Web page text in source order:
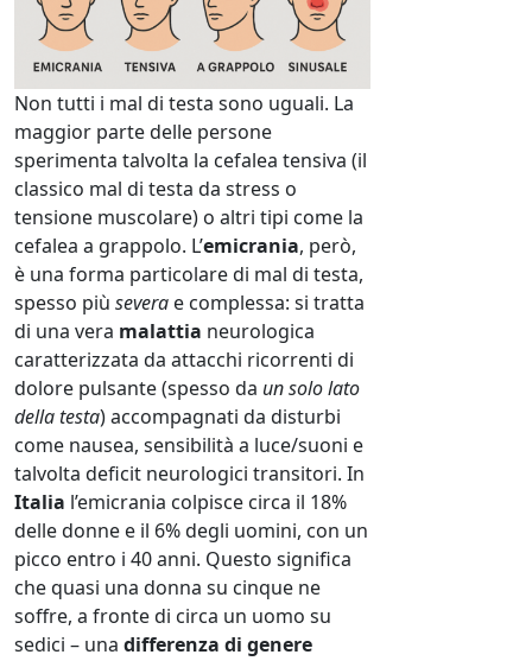
Non tutti i mal di testa sono uguali. La
maggior parte delle persone
sperimenta talvolta la cefalea tensiva (il
classico mal di testa da stress o
tensione muscolare) o altri tipi come la
cefalea a grappolo. L’emicrania, però,
è una forma particolare di mal di testa,
spesso più severa e complessa: si tratta
di una vera malattia neurologica
caratterizzata da attacchi ricorrenti di
dolore pulsante (spesso da un solo lato
della testa) accompagnati da disturbi
come nausea, sensibilità a luce/suoni e
talvolta deficit neurologici transitori. In
Italia l’emicrania colpisce circa il 18%
delle donne e il 6% degli uomini, con un
picco entro i 40 anni. Questo significa
che quasi una donna su cinque ne
soffre, a fronte di circa un uomo su
sedici – una differenza di genere